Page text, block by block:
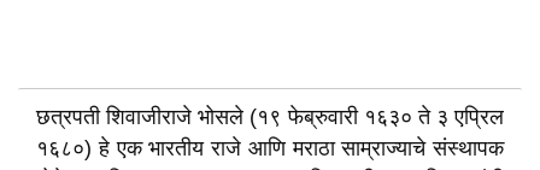
छत्रपती शिवाजीराजे भोसले (१९ फेब्रुवारी १६३० ते ३ एप्रिल
१६८०) हे एक भारतीय राजे आणि मराठा साम्राज्याचे संस्थापक